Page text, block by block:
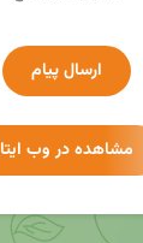
ارسال پیام
مشاهده در وب ایتا